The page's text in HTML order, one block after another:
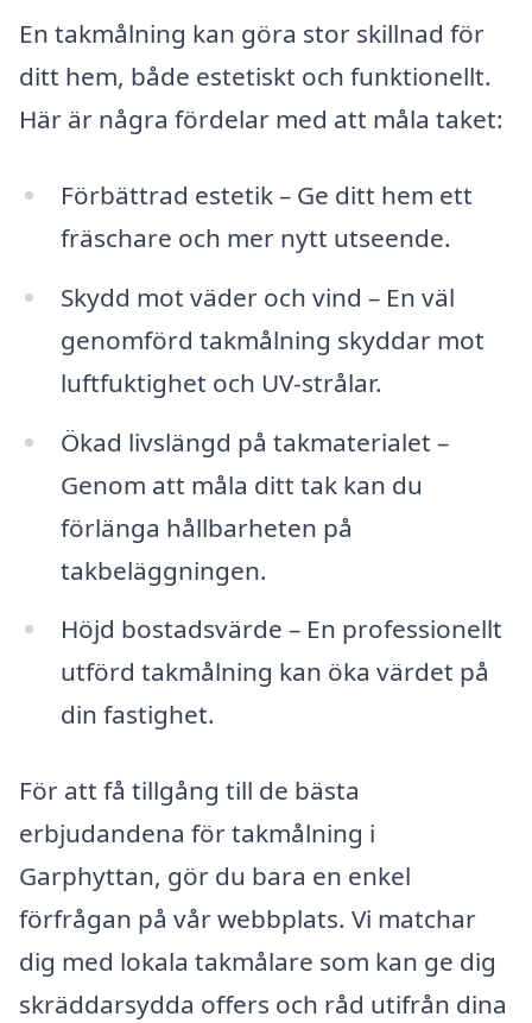
En takmålning kan göra stor skillnad för
ditt hem, både estetiskt och funktionellt.
Här är några fördelar med att måla taket:
Förbättrad estetik – Ge ditt hem ett
fräschare och mer nytt utseende.
Skydd mot väder och vind – En väl
genomförd takmålning skyddar mot
luftfuktighet och UV-strålar.
Ökad livslängd på takmaterialet –
Genom att måla ditt tak kan du
förlänga hållbarheten på
takbeläggningen.
Höjd bostadsvärde – En professionellt
utförd takmålning kan öka värdet på
din fastighet.
För att få tillgång till de bästa
erbjudandena för takmålning i
Garphyttan, gör du bara en enkel
förfrågan på vår webbplats. Vi matchar
dig med lokala takmålare som kan ge dig
skräddarsydda offers och råd utifrån dina